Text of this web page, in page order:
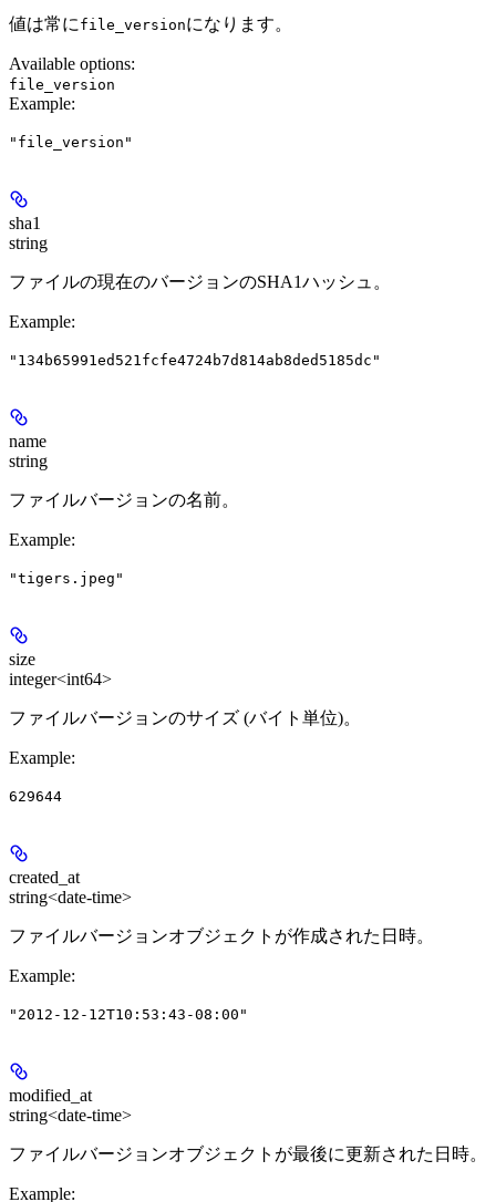
値は常に file_versionになります。
Available options:
file_version
Example:
"file_version"
sha1
string
ファイルの現在のバージョンのSHA1ハッシュ。
Example:
"134b65991ed521fcfe4724b7d814ab8ded5185dc"
name
string
ファイルバージョンの名前。
Example:
"tigers.jpeg"
size
integer<int64>
ファイルバージョンのサイズ (バイト単位)。
Example:
629644
created_at
string<date-time>
ファイルバージョンオブジェクトが作成された日時。
Example:
"2012-12-12T10:53:43-08:00"
modified_at
string<date-time>
ファイルバージョンオブジェクトが最後に更新された日時。
Example: